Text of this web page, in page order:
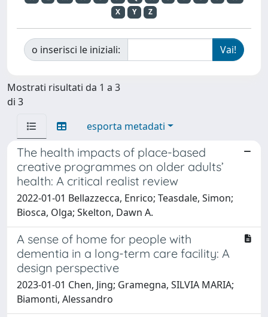
X
Y Z
o inserisci le iniziali:
Mostrati risultati da 1 a 3
di 3
esporta metadati
The health impacts of place-based
creative programmes on older adults’
health: A critical realist review
2022-01-01 Bellazzecca, Enrico; Teasdale, Simon;
Biosca, Olga; Skelton, Dawn A.
A sense of home for people with
dementia in a long-term care facility: A
design perspective
2023-01-01 Chen, Jing; Gramegna, SILVIA MARIA;
Biamonti, Alessandro